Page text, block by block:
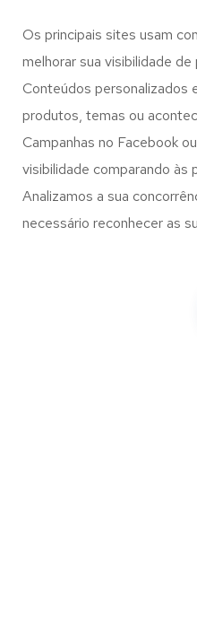
Os principais sites usam
melhorar sua visibilidade de
Conteúdos personalizados
produtos, temas ou
Campanhas no Facebook
visibilidade comparando às
Analizamos a sua
necessário reconhecer as